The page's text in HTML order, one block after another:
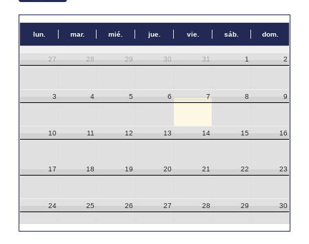
lun. mar. mié. jue. vie. sáb. dom.
27 28 29 30 31 1 2
3 4 5 6 7 8 9
10 11 12 13 14 15 16
17 18 19 20 21 22 23
24 25 26 27 28 29 30